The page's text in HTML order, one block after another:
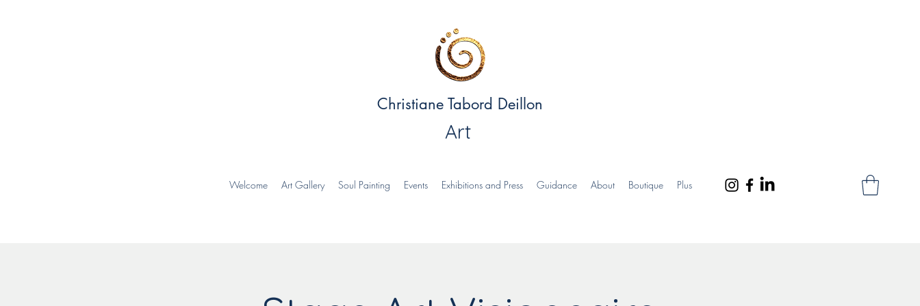
Christiane Tabord Deillon
Art
Welcome Art Gallery Soul Painting Events Exhibitions and Press Guidance About Boutique Plus